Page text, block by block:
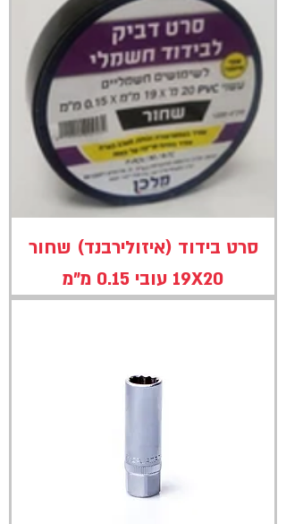
סרט בידוד (איזולירבנד) שחור
19X20 עובי 0.15 מ"מ